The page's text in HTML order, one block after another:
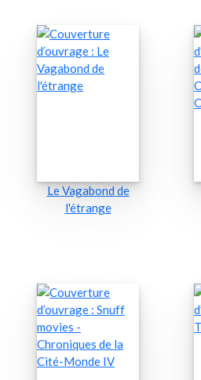
Le Vagabond de
l'étrange